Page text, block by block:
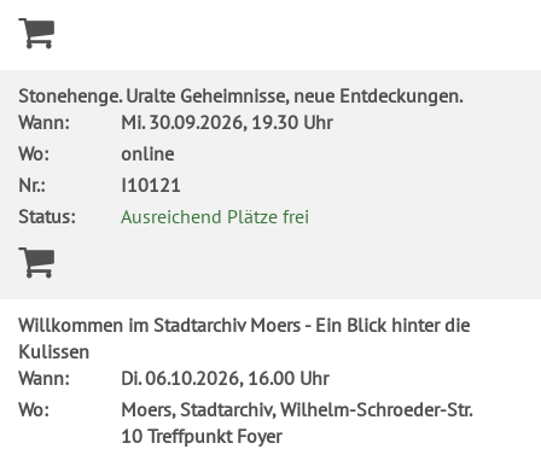
Stonehenge. Uralte Geheimnisse, neue Entdeckungen.
Wann:
Mi.30.09.2026, 19.30 Uhr
Wo:
online
Nr.:
I10121
Status:
Ausreichend Plätze frei
Willkommen im Stadtarchiv Moers - Ein Blick hinter die
Kulissen
Wann:
Di.06.10.2026, 16.00 Uhr
Wo:
Moers, Stadtarchiv, Wilhelm-Schroeder-Str.
10 Treffpunkt Foyer